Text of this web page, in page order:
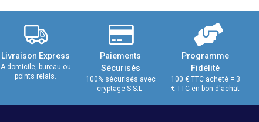
Livraison Express
A domicile, bureau ou
points relais.
Paiements
Sécurisés
100% sécurisés avec
cryptage S.S.L.
Programme
Fidélité
100 € TTC acheté = 3
€ TTC en bon d'achat